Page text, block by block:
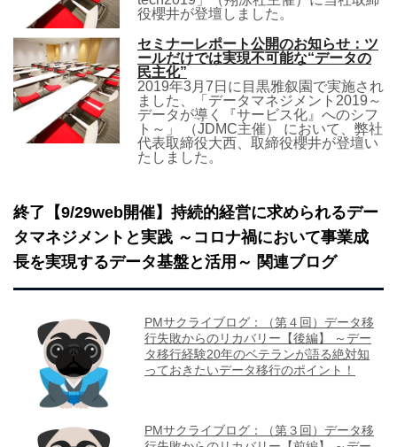
役櫻井が登壇しました。
セミナーレポート公開のお知らせ：ツ
ールだけでは実現不可能な“データの
民主化”
2019年3月7日に目黒雅叙園で実施され
ました、「データマネジメント2019～
データが導く『サービス化』へのシフ
ト～」 （JDMC主催） において、弊社
代表取締役大西、取締役櫻井が登壇い
たしました。
終了【9/29web開催】持続的経営に求められるデー
タマネジメントと実践 ～コロナ禍において事業成
長を実現するデータ基盤と活用～ 関連ブログ